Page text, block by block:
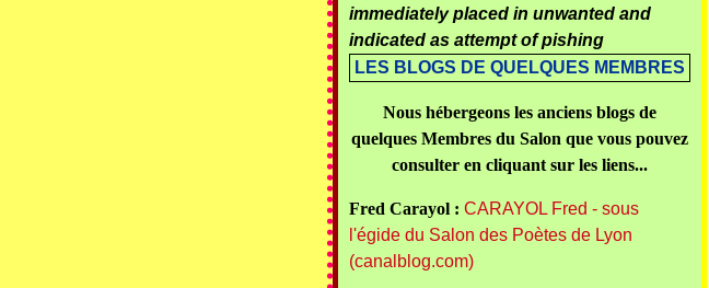
immediately placed in unwanted and
indicated as attempt of pishing
LES BLOGS DE QUELQUES MEMBRES
Nous hébergeons les anciens blogs de
quelques Membres du Salon que vous pouvez
consulter en cliquant sur les liens...
Fred Carayol : CARAYOL Fred - sous
l'égide du Salon des Poètes de Lyon
(canalblog.com)